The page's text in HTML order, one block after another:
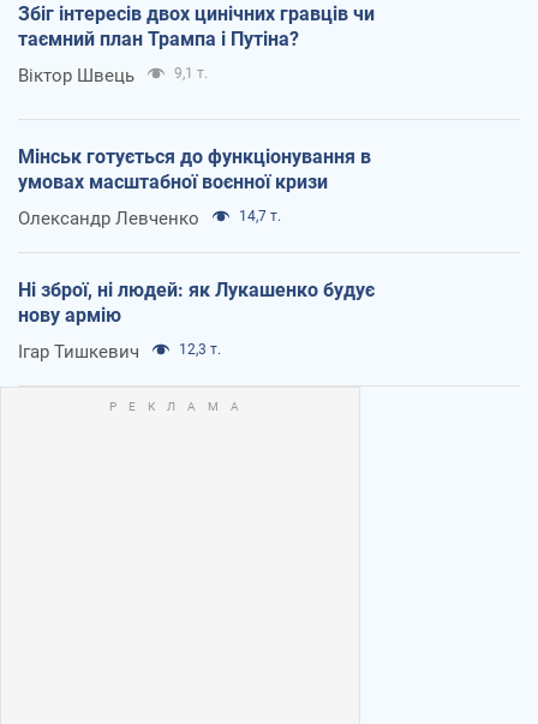
Збіг інтересів двох цинічних гравців чи
таємний план Трампа і Путіна?
Віктор Швець 9,1 т.
Мінськ готується до функціонування в
умовах масштабної воєнної кризи
Олександр Левченко 14,7 т.
Ні зброї, ні людей: як Лукашенко будує
нову армію
Ігар Тишкевич 12,3 т.